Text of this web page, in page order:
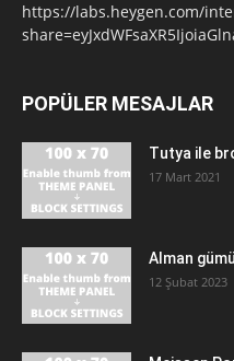
https://labs.heygen.com/
POPÜLER MESAJLAR
Tutya ile
17 Mart 2021
Alman
12 Şubat 2023